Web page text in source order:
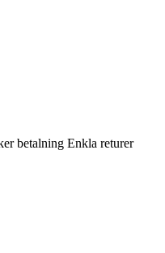
betalning Enkla returer